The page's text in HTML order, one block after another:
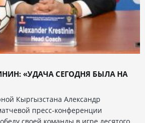
«УДАЧА СЕГОДНЯ БЫЛА НА
Кыргызстана Александр
пресс-конференции